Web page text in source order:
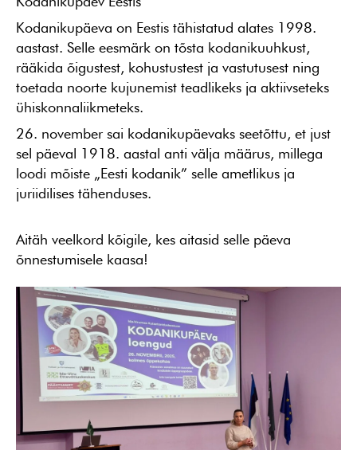
Kodanikupäeva on Eestis tähistatud alates 1998.
aastast. Selle eesmärk on tõsta kodanikuuhkust,
rääkida õigustest, kohustustest ja vastutusest ning
toetada noorte kujunemist teadlikeks ja aktiivseteks
ühiskonnaliikmeteks.
26. november sai kodanikupäevaks seetõttu, et just
sel päeval 1918. aastal anti välja määrus, millega
loodi mõiste „Eesti kodanik” selle ametlikus ja
juriidilises tähenduses.
Aitäh veelkord kõigile, kes aitasid selle päeva
õnnestumisele kaasa!